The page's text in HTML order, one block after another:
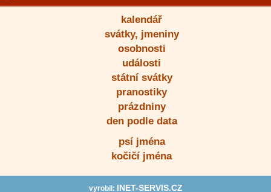
kalendář
svátky, jmeniny
osobnosti
události
státní svátky
pranostiky
prázdniny
den podle data
psí jména
kočičí jména
vyrobil: INET-SERVIS.CZ